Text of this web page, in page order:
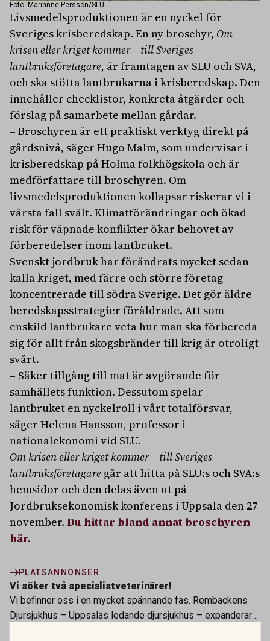
Foto: Marianne Persson/SLU
Livsmedelsproduktionen är en nyckel för
Sveriges krisberedskap. En ny broschyr, Om
krisen eller kriget kommer – till Sveriges
lantbruksföretagare, är framtagen av SLU och SVA,
och ska stötta lantbrukarna i krisberedskap. Den
innehåller checklistor, konkreta åtgärder och
förslag på samarbete mellan gårdar.
– Broschyren är ett praktiskt verktyg direkt på
gårdsnivå, säger Hugo Malm, som undervisar i
krisberedskap på Holma folkhögskola och är
medförfattare till broschyren. Om
livsmedelsproduktionen kollapsar riskerar vi i
värsta fall svält. Klimatförändringar och ökad
risk för väpnade konflikter ökar behovet av
förberedelser inom lantbruket.
Svenskt jordbruk har förändrats mycket sedan
kalla kriget, med färre och större företag
koncentrerade till södra Sverige. Det gör äldre
beredskapsstrategier föråldrade. Att som
enskild lantbrukare veta hur man ska förbereda
sig för allt från skogsbränder till krig är otroligt
svårt.
– Säker tillgång till mat är avgörande för
samhällets funktion. Dessutom spelar
lantbruket en nyckelroll i vårt totalförsvar,
säger Helena Hansson, professor i
nationalekonomi vid SLU.
Om krisen eller kriget kommer – till Sveriges
lantbruksföretagare går att hitta på SLU:s och SVA:s
hemsidor och den delas även ut på
Jordbruksekonomisk konferens i Uppsala den 27
november. Du hittar bland annat broschyren
här.
PLATSANNONSER
Vi söker två specialistveterinärer!
Vi befinner oss i en mycket spännande fas. Rembackens
Djursjukhus – Uppsalas ledande djursjukhus – expanderar